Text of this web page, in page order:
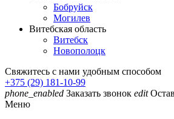
Бобруйск
Могилев
Витебская область
Витебск
Новополоцк
Свяжитесь с нами удобным способом
+375 (29) 181-10-99
phone_enabled Заказать звонок edit
Меню